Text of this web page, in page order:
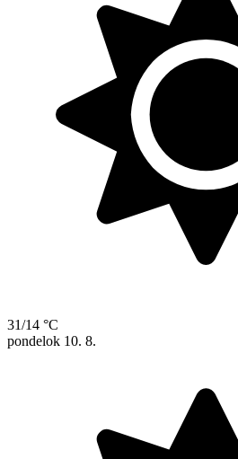
31/14 °C
pondelok 10. 8.